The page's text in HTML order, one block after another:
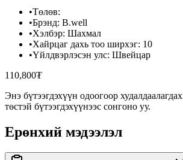
•Төлөв:
•Брэнд: B.well
•Хэлбэр: Шахмал
•Хайрцаг дахь тоо ширхэг: 10
•Үйлдвэрлэсэн улс: Швейцар
110,800₮
Энэ бүтээгдэхүүн одоогоор
төстэй бүтээгдэхүүнээс сонгоно уу.
Ерөнхий мэдээлэл